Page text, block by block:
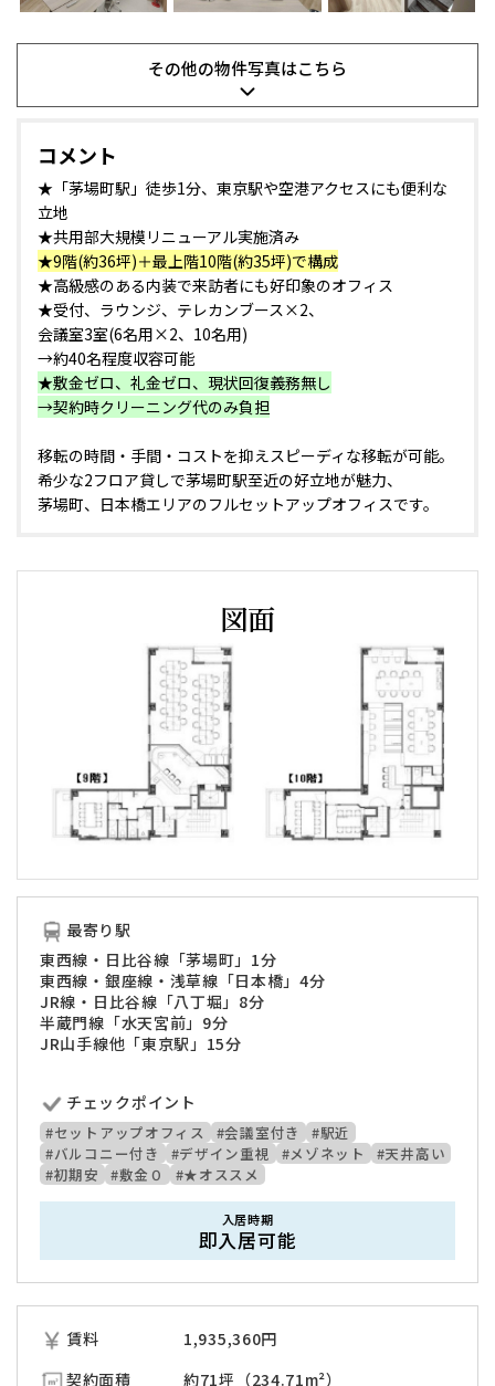
その他の物件写真はこちら
コメント
★「茅場町駅」徒歩1分、東京駅や空港アクセスにも便利な
立地
★共用部大規模リニューアル実施済み
★9階(約36坪)＋最上階10階(約35坪)で構成
★高級感のある内装で来訪者にも好印象のオフィス
★受付、ラウンジ、テレカンブース×2、
会議室3室(6名用×2、10名用)
→約40名程度収容可能
★敷金ゼロ、礼金ゼロ、現状回復義務無し
→契約時クリーニング代のみ負担
移転の時間・手間・コストを抑えスピーディな移転が可能。
希少な2フロア貸しで茅場町駅至近の好立地が魅力、
茅場町、日本橋エリアのフルセットアップオフィスです。
図面
最寄り駅
東西線・日比谷線「茅場町」1分
東西線・銀座線・浅草線「日本橋」4分
JR線・日比谷線「八丁堀」8分
半蔵門線「水天宮前」9分
JR山手線他「東京駅」15分
チェックポイント
#セットアップオフィス #会議室付き
#駅近
#バルコニー付き
#デザイン重視 #メゾネット
#天井高い
#初期安
#敷金０ #★オススメ
入居時期
即入居可能
賃料 1,935,360円
契約面積
約71坪（234.71m²）